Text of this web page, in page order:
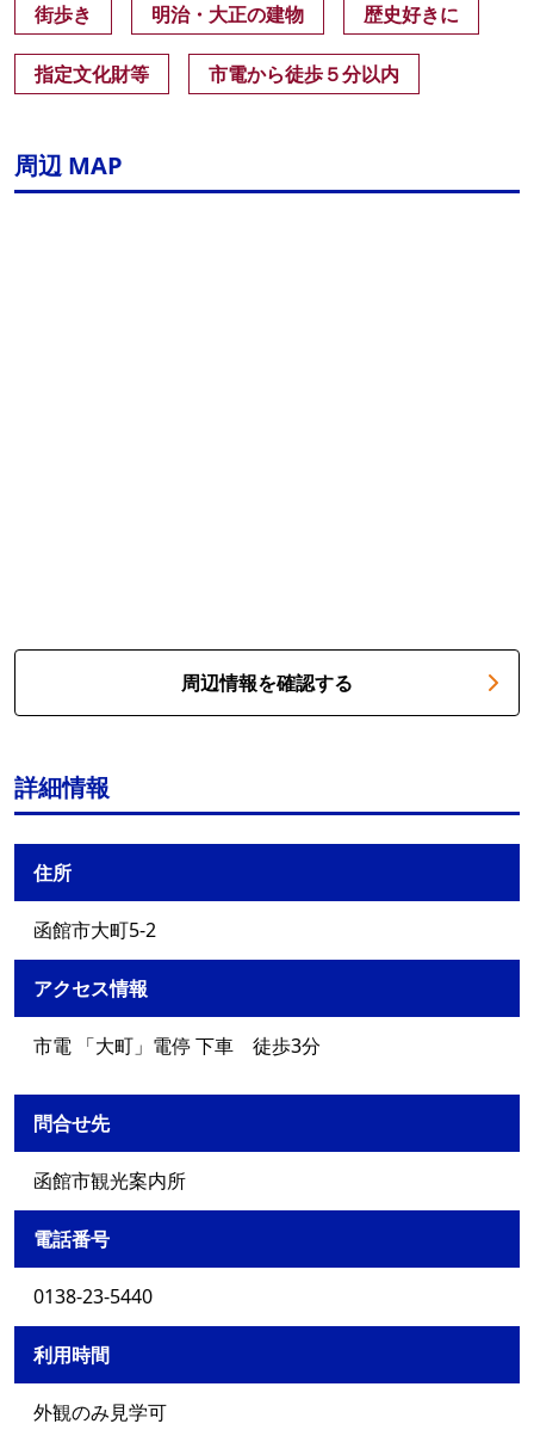
街歩き 明治・大正の建物 歴史好きに
指定文化財等 市電から徒歩５分以内
周辺 MAP
周辺情報を確認する
詳細情報
住所
函館市大町5-2
アクセス情報
市電 「大町」電停 下車 徒歩3分
問合せ先
函館市観光案内所
電話番号
0138-23-5440
利用時間
外観のみ見学可